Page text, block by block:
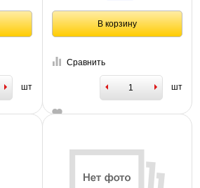
шт
В корзину
Сравнить
шт